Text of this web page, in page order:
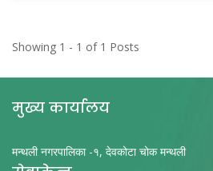
Showing 1 - 1 of 1 Posts
मुख्य कार्यालय
मन्थली नगरपालिका -१, देवकोटा चोक मन्थली